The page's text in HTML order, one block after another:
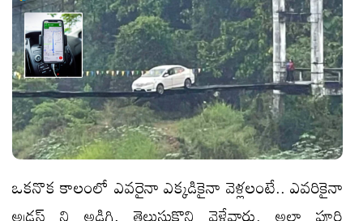
ఒకనొక కాలంలో ఎవరైనా ఎక్కడికైనా వెళ్లలంటే.. ఎవరికైనా